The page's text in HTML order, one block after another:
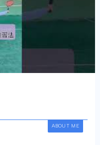
ABOUT ME